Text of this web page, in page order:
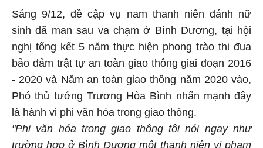
Sáng 9/12, đề cập vụ nam thanh niên đánh nữ
sinh dã man sau va chạm ở Bình Dương, tại hội
nghị tổng kết 5 năm thực hiện phong trào thi đua
bảo đảm trật tự an toàn giao thông giai đoạn 2016
- 2020 và Năm an toàn giao thông năm 2020 vào,
Phó thủ tướng Trương Hòa Bình nhấn mạnh đây
là hành vi phi văn hóa trong giao thông.
"Phi văn hóa trong giao thông tôi nói ngay như